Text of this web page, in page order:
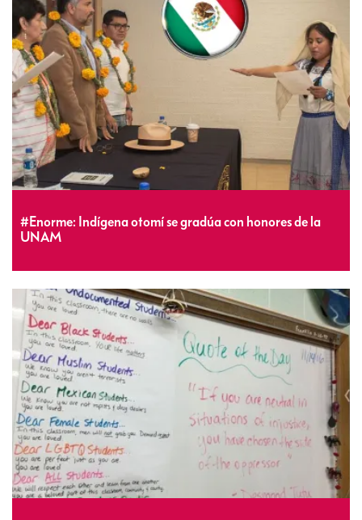
#Enorme: Indígena otomí se gradúa con honores de la
UNAM